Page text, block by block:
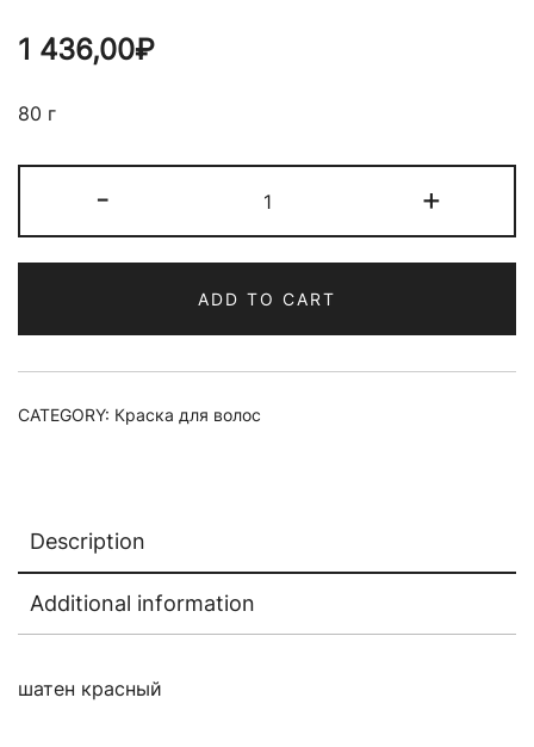
1 436,00₽
80 г
-
для
волос
R4
quantity
+
ADD TO CART
CATEGORY: Краска для волос
Description
Additional information
шатен красный